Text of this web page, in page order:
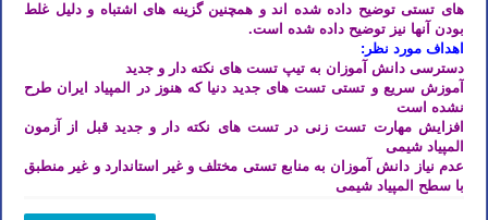
های تستی توضیح داده شده اند و همچنین گزینه های اشتباه و دلیل غلط
بودن آنها نیز توضیح داده شده است.
اهداف مورد نظر:
دسترسی دانش آموزان به تیپ تست های نکته دار و جدید
آموزش سریع و تستی تست های جدید دنیا که هنوز در المپیاد ایران طرح
نشده است
افزایش مهارت تست زنی در تست های نکته دار و جدید قبل از آزمون
المپیاد شیمی
عدم نیاز دانش آموزان به منابع تستی مختلف و غیر استاندارد و غیر منطبق
با سطح المپیاد شیمی